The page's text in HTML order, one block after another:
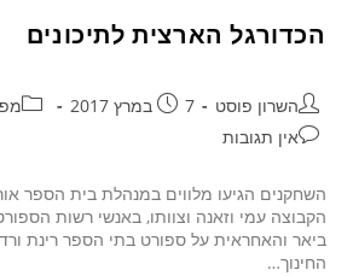
הכדורגל הארצית לתיכונים
השרון פוסט 7 במרץ 2017
אין תגובות
השחקנים הגיעו מלווים במנהלת בית הספר
הקבוצה עמי וזאנה וצוותו, באנשי רשות
ביאר והאחראית על ספורט בתי הספר רינת
החינוך…